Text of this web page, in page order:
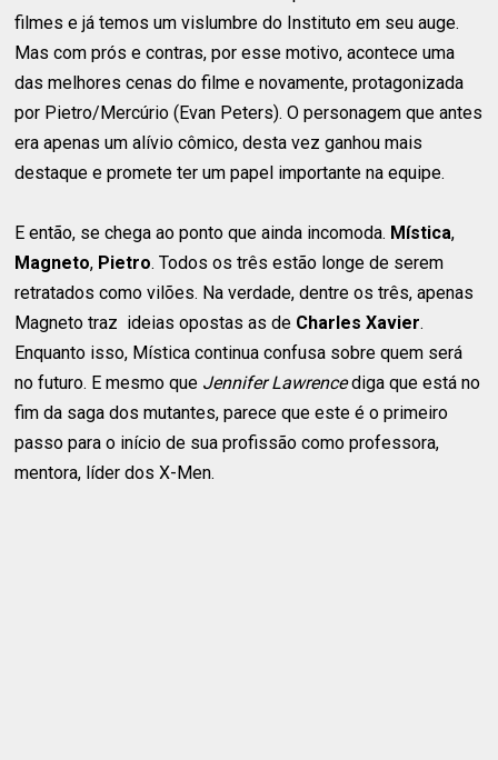
filmes e já temos um vislumbre do Instituto em seu auge.
Mas com prós e contras, por esse motivo, acontece uma
das melhores cenas do filme e novamente, protagonizada
por Pietro/Mercúrio (Evan Peters). O personagem que antes
era apenas um alívio cômico, desta vez ganhou mais
destaque e promete ter um papel importante na equipe.
E então, se chega ao ponto que ainda incomoda. Mística,
Magneto, Pietro. Todos os três estão longe de serem
retratados como vilões. Na verdade, dentre os três, apenas
Magneto traz ideias opostas as de Charles Xavier.
Enquanto isso, Mística continua confusa sobre quem será
no futuro. E mesmo que Jennifer Lawrencediga que está no
fim da saga dos mutantes, parece que este é o primeiro
passo para o início de sua profissão como professora,
mentora, líder dos X-Men.